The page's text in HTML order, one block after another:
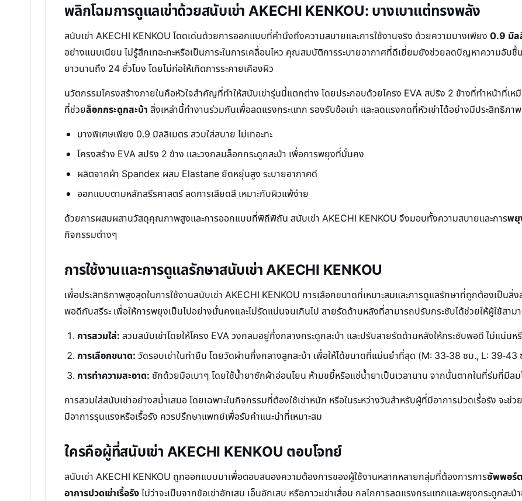
พลิกโฉมการดูแลเข่าด้วยสนับเข่า AKECHI KENKOU: บางเบาแต่ทรงพลัง
สนับเข่า AKECHI KENKOU โดดเด่นด้วยการออกแบบที่คำนึงถึงความสบายและการใช้งานจริง ด้วยความบางเพียง 0.9 มิล
อย่างแนบเนียน ไม่รู้สึกเทอะทะหรือเป็นภาระในการเคลื่อนไหว คุณสมบัติการระบายอากาศที่ดีเยี่ยมยังช่วยลดปัญหาความอับชื้
ยาวนานถึง 24 ชั่วโมง โดยไม่ก่อให้เกิดการระคายเคืองผิว
นวัตกรรมโครงสร้างภายในคือหัวใจสำคัญที่ทำให้สนับเข่ารุ่นนี้แตกต่าง โดยประกอบด้วยโครง EVA สปริง 2 ข้างที่ทำหน้าที่เห
ที่ช่วยล็อกกระดูกสะบ้า สิ่งเหล่านี้ทำงานร่วมกันเพื่อลดแรงกระแทก รองรับข้อเข่า และลดแรงกดที่หัวเข่าได้อย่างมีประสิทธิภาพ
บางพิเศษเพียง 0.9 มิลลิเมตร สวมใส่สบาย ไม่เทอะทะ
โครงสร้าง EVA สปริง 2 ข้าง และวงกลมล็อกกระดูกสะบ้า เพื่อการพยุงที่มั่นคง
ผลิตจากผ้า Spandex ผสม Elastane ยืดหยุ่นสูง ระบายอากาศดี
ออกแบบตามหลักสรีรศาสตร์ ลดการเสียดสี เหมาะกับผิวแพ้ง่าย
ด้วยการผสมผสานวัสดุคุณภาพสูงและการออกแบบที่พิถีพิถัน สนับเข่า AKECHI KENKOU จึงมอบทั้งความสบายและการพยุ
กิจกรรมต่างๆ
การใช้งานและการดูแลรักษาสนับเข่า AKECHI KENKOU
เพื่อประสิทธิภาพสูงสุดในการใช้งานสนับเข่า AKECHI KENKOU การเลือกขนาดที่เหมาะสมและการดูแลรักษาที่ถูกต้องเป็นสิ่
พอดีกับสรีระ เพื่อให้การพยุงเป็นไปอย่างมั่นคงและไม่รัดแน่นจนเกินไป สายรัดด้านหลังที่สามารถปรับกระชับได้ช่วยให้ผู้ใช้สา
การสวมใส่: สวมสนับเข่าโดยให้โครง EVA วงกลมอยู่กึ่งกลางกระดูกสะบ้า และปรับสายรัดด้านหลังให้กระชับพอดี ไม่แน่นห
การเลือกขนาด: วัดรอบเข่าในท่ายืน โดยวัดผ่านกึ่งกลางลูกสะบ้า เพื่อให้ได้ขนาดที่แม่นยำที่สุด (M: 33-38 ซม., L: 39-
การทำความสะอาด: ซักด้วยมือเบาๆ โดยใช้น้ำยาซักผ้าอ่อนโยน ห้ามขยี้หรือแช่น้ำยาเป็นเวลานาน จากนั้นตากในที่ร่มที่มีลม
การสวมใส่สนับเข่าอย่างสม่ำเสมอ โดยเฉพาะในกิจกรรมที่ต้องใช้เข่าหนัก หรือในระหว่างวันสำหรับผู้ที่มีอาการปวดเรื้อรัง จะช่
มีอาการรุนแรงหรือเรื้อรัง ควรปรึกษาแพทย์เพื่อรับคำแนะนำที่เหมาะสม
ใครคือผู้ที่สนับเข่า AKECHI KENKOU ตอบโจทย์
สนับเข่า AKECHI KENKOU ถูกออกแบบมาเพื่อตอบสนองความต้องการของผู้ใช้งานหลากหลายกลุ่มที่ต้องการการซัพพอร์ต
อาการปวดเข่าเรื้อรังไม่ว่าจะเป็นจากข้อเข่าอักเสบ เอ็นอักเสบ หรือภาวะเข่าเสื่อม กลไกการลดแรงกระแทกและพยุงกระดูกสะ